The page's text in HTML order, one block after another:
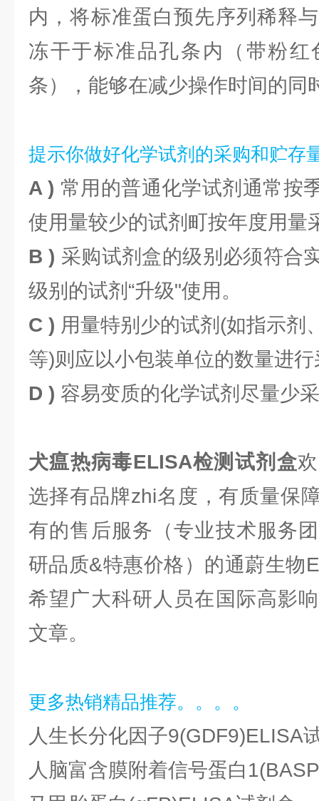
内，将标准蛋白预先序列稀释
冻干于标准品孔条内（带粉
条），能够在减少操作时间的同
提示你做好化学试剂的采购和贮存
A ) 常用的普通化学试剂通常按
使用量较少的试剂町按年度用量
B ) 采购试剂盒的级别必须符合
级别的试剂“升级"使用。
C ) 用量特别少的试剂(如指示剂
等)则应以小包装单位的数量进
D ) 容易变质的化学试剂尽量少
犬瘟热病毒ELISA检测试剂盒
选择有品牌zhi名度，有质量保
有的售后服务（专业技术服务
研品质&特惠价格）的通蔚生物
希望广大科研人员在国际高影
文章。
更多热销精品推荐。。。。
人生长分化因子9(GDF9)ELISA
人脑富含膜附着信号蛋白